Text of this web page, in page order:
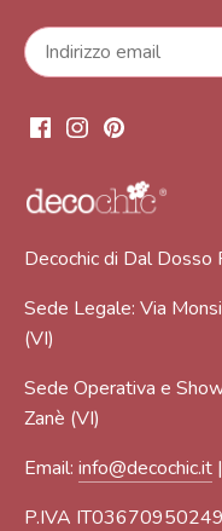
Decochic di Dal Dosso
Sede Legale: Via
(VI)
Sede Operativa e
Zanè (VI)
Email: info@decochic.it
P.IVA IT03670950249